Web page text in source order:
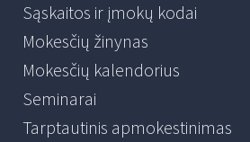
Sąskaitos ir įmokų kodai
Mokesčių žinynas
Mokesčių kalendorius
Seminarai
Tarptautinis apmokestinimas